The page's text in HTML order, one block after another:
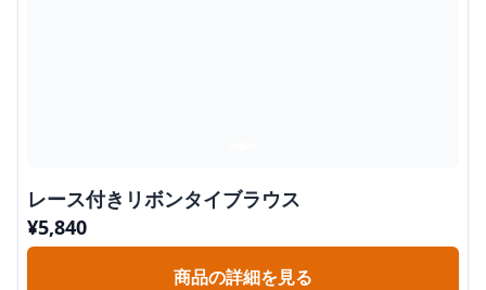
レース付きリボンタイブラウス
¥5,840
商品の詳細を見る